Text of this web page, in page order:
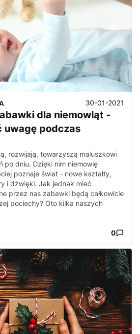
30-01-2021
dla niemowląt -
uwagę podczas
rozwijają, towarzyszą maluszkowi
po dniu. Dzięki nim niemowlę
poznaje świat - nowe kształty,
i dźwięki. Jak jednak mieć
przez nas zabawki będą całkowicie
pociechy? Oto kilka naszych
0